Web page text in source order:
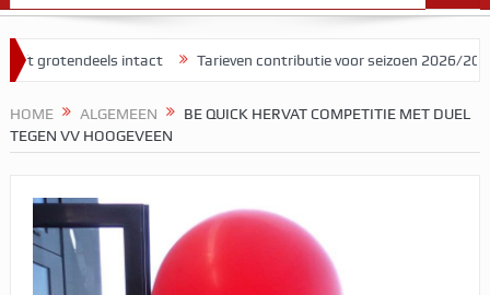
intact Tarieven contributie voor seizoen 2026/2027
HOME ALGEMEEN
BE QUICK HERVAT COMPETITIE MET DUEL
TEGEN VV HOOGEVEEN